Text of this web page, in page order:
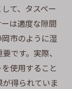
て、タスペー
は適度な隙間
市のように湿
です。実際、
使用すること
得られていま